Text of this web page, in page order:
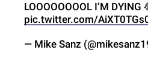
LOOOOOOOOL I’M
pic.twitter.com/
— Mike Sanz